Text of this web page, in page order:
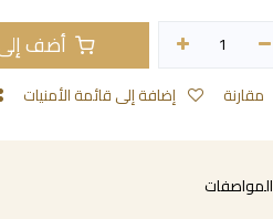
أضف
مقارنة
المواصفات